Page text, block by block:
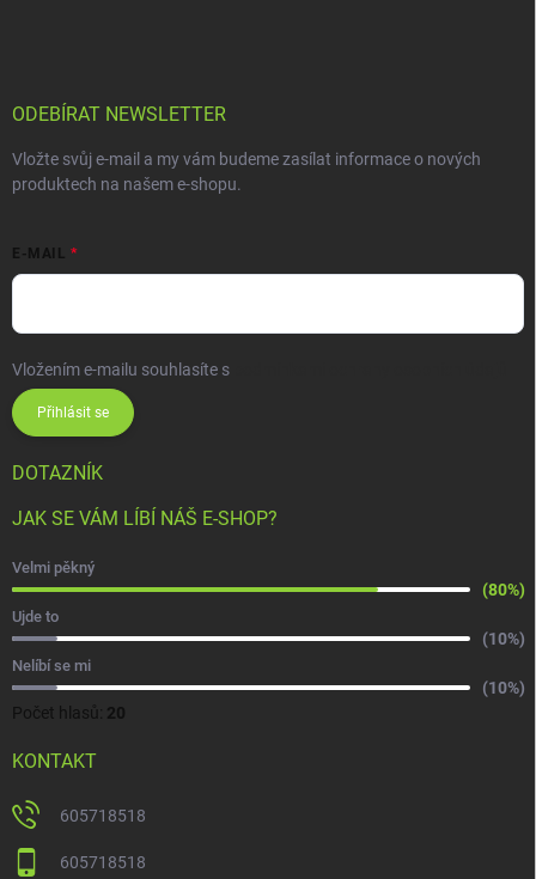
ODEBÍRAT NEWSLETTER
Vložte svůj e-mail a my vám budeme zasílat informace o nových
produktech na našem e-shopu.
E-MAIL
Vložením e-mailu souhlasíte s
Přihlásit se
DOTAZNÍK
JAK SE VÁM LÍBÍ NÁŠ E-SHOP?
Velmi pěkný
(80%)
Ujde to
(10%)
Nelíbí se mi
(10%)
Počet hlasů: 20
KONTAKT
605718518
605718518